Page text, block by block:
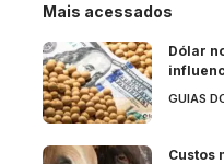
Mais acessados
Dólar
GUIAS
Custos